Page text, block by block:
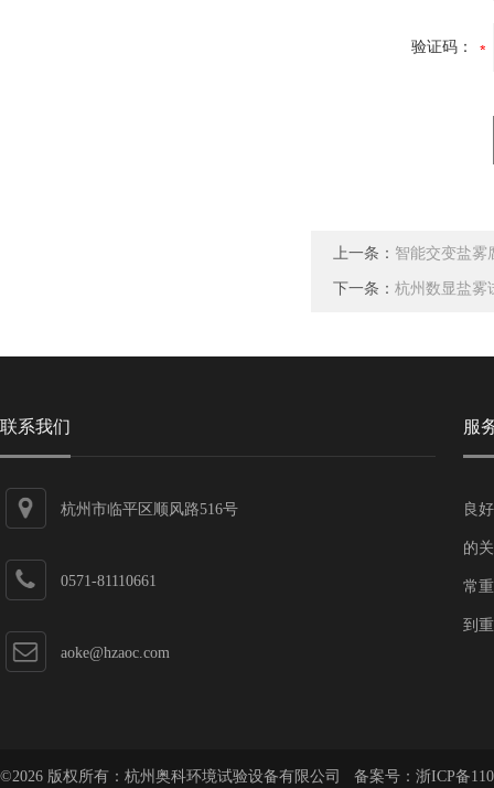
验证码：
上一条： 智能交变盐雾
下一条： 杭州数显盐雾
联系我们
杭州市临平区顺风路516号
0571-81110661
aoke@hzaoc.com
服
良
的
常
到
©2026 版权所有：杭州奥科环境试验设备有限公司 备案号： 浙ICP备